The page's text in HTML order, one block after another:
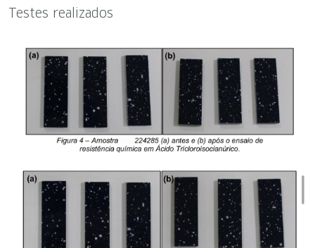
Testes realizados